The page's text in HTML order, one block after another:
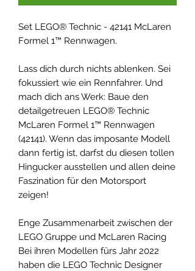
Set LEGO® Technic - 42141 McLaren
Formel 1™ Rennwagen.
Lass dich durch nichts ablenken. Sei
fokussiert wie ein Rennfahrer. Und
mach dich ans Werk: Baue den
detailgetreuen LEGO® Technic
McLaren Formel 1™ Rennwagen
(42141). Wenn das imposante Modell
dann fertig ist, darfst du diesen tollen
Hingucker ausstellen und allen deine
Faszination für den Motorsport
zeigen!
Enge Zusammenarbeit zwischen der
LEGO Gruppe und McLaren Racing
Bei ihren Modellen fürs Jahr 2022
haben die LEGO Technic Designer